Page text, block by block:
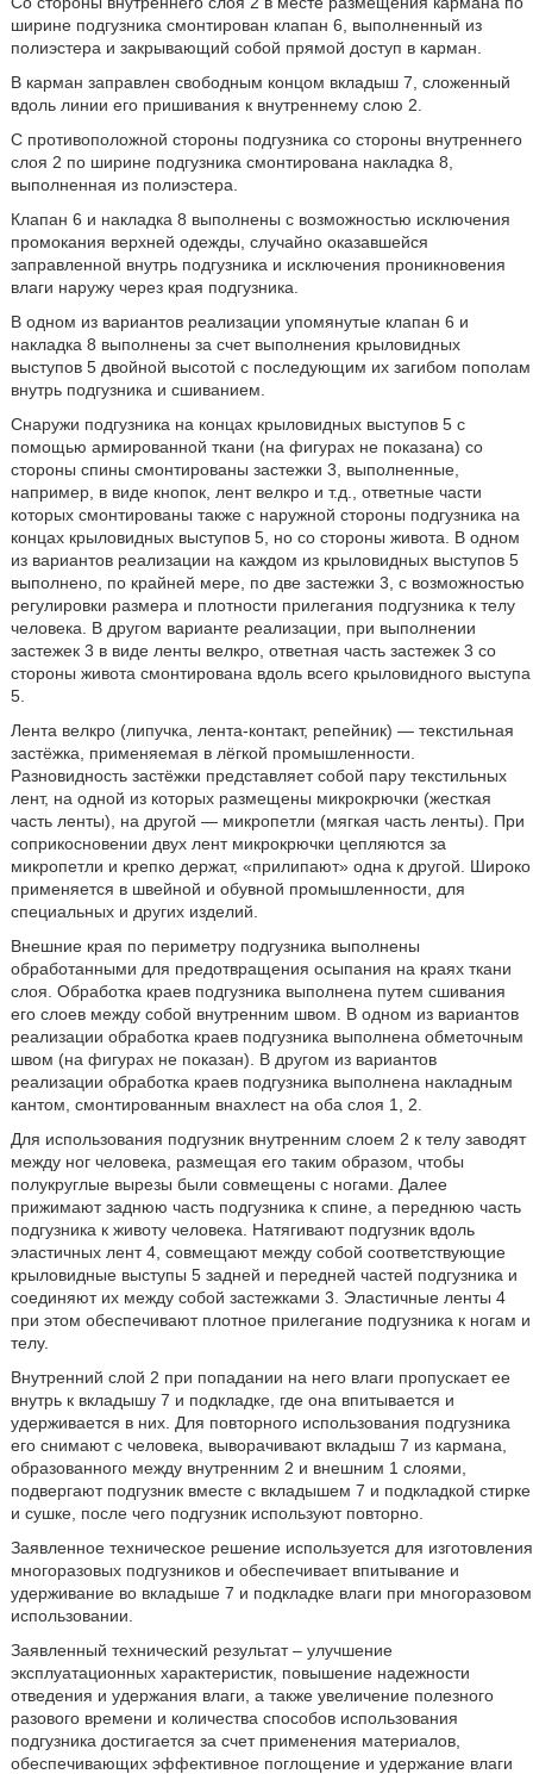
ширине подгузника смонтирован клапан 6, выполненный из
полиэстера и закрывающий собой прямой доступ в карман.
В карман заправлен свободным концом вкладыш 7, сложенный
вдоль линии его пришивания к внутреннему слою 2.
С противоположной стороны подгузника со стороны внутреннего
слоя 2 по ширине подгузника смонтирована накладка 8,
выполненная из полиэстера.
Клапан 6 и накладка 8 выполнены с возможностью исключения
промокания верхней одежды, случайно оказавшейся
заправленной внутрь подгузника и исключения проникновения
влаги наружу через края подгузника.
В одном из вариантов реализации упомянутые клапан 6 и
накладка 8 выполнены за счет выполнения крыловидных
выступов 5 двойной высотой с последующим их загибом пополам
внутрь подгузника и сшиванием.
Снаружи подгузника на концах крыловидных выступов 5 с
помощью армированной ткани (на фигурах не показана) со
стороны спины смонтированы застежки 3, выполненные,
например, в виде кнопок, лент велкро и т.д., ответные части
которых смонтированы также с наружной стороны подгузника на
концах крыловидных выступов 5, но со стороны живота. В одном
из вариантов реализации на каждом из крыловидных выступов 5
выполнено, по крайней мере, по две застежки 3, с возможностью
регулировки размера и плотности прилегания подгузника к телу
человека. В другом варианте реализации, при выполнении
застежек 3 в виде ленты велкро, ответная часть застежек 3 со
стороны живота смонтирована вдоль всего крыловидного выступа
5.
Лента велкро (липучка, лента-контакт, репейник) — текстильная
застёжка, применяемая в лёгкой промышленности.
Разновидность застёжки представляет собой пару текстильных
лент, на одной из которых размещены микрокрючки (жесткая
часть ленты), на другой — микропетли (мягкая часть ленты). При
соприкосновении двух лент микрокрючки цепляются за
микропетли и крепко держат, «прилипают» одна к другой. Широко
применяется в швейной и обувной промышленности, для
специальных и других изделий.
Внешние края по периметру подгузника выполнены
обработанными для предотвращения осыпания на краях ткани
слоя. Обработка краев подгузника выполнена путем сшивания
его слоев между собой внутренним швом. В одном из вариантов
реализации обработка краев подгузника выполнена обметочным
швом (на фигурах не показан). В другом из вариантов
реализации обработка краев подгузника выполнена накладным
кантом, смонтированным внахлест на оба слоя 1, 2.
Для использования подгузник внутренним слоем 2 к телу заводят
между ног человека, размещая его таким образом, чтобы
полукруглые вырезы были совмещены с ногами. Далее
прижимают заднюю часть подгузника к спине, а переднюю часть
подгузника к животу человека. Натягивают подгузник вдоль
эластичных лент 4, совмещают между собой соответствующие
крыловидные выступы 5 задней и передней частей подгузника и
соединяют их между собой застежками 3. Эластичные ленты 4
при этом обеспечивают плотное прилегание подгузника к ногам и
телу.
Внутренний слой 2 при попадании на него влаги пропускает ее
внутрь к вкладышу 7 и подкладке, где она впитывается и
удерживается в них. Для повторного использования подгузника
его снимают с человека, выворачивают вкладыш 7 из кармана,
образованного между внутренним 2 и внешним 1 слоями,
подвергают подгузник вместе с вкладышем 7 и подкладкой стирке
и сушке, после чего подгузник используют повторно.
Заявленное техническое решение используется для изготовления
многоразовых подгузников и обеспечивает впитывание и
удерживание во вкладыше 7 и подкладке влаги при многоразовом
использовании.
Заявленный технический результат – улучшение
эксплуатационных характеристик, повышение надежности
отведения и удержания влаги, а также увеличение полезного
разового времени и количества способов использования
подгузника достигается за счет применения материалов,
обеспечивающих эффективное поглощение и удержание влаги